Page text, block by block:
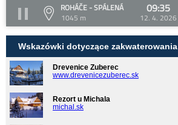
ROHÁČE - SPÁLENÁ
1045 m
09:35
12. 4. 2026
Wskazówki dotyczące zakwaterowania
Drevenice Zuberec
www.drevenicezuberec.sk
Rezort u Michala
michal.sk